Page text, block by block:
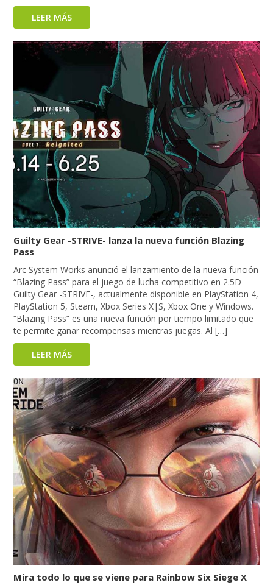
LEER MÁS
Guilty Gear -STRIVE- lanza la nueva función Blazing
Pass
Arc System Works anunció el lanzamiento de la nueva función
“Blazing Pass” para el juego de lucha competitivo en 2.5D
Guilty Gear -STRIVE-, actualmente disponible en PlayStation 4,
PlayStation 5, Steam, Xbox Series X|S, Xbox One y Windows.
“Blazing Pass” es una nueva función por tiempo limitado que
te permite ganar recompensas mientras juegas. Al […]
LEER MÁS
Mira todo lo que se viene para Rainbow Six Siege X